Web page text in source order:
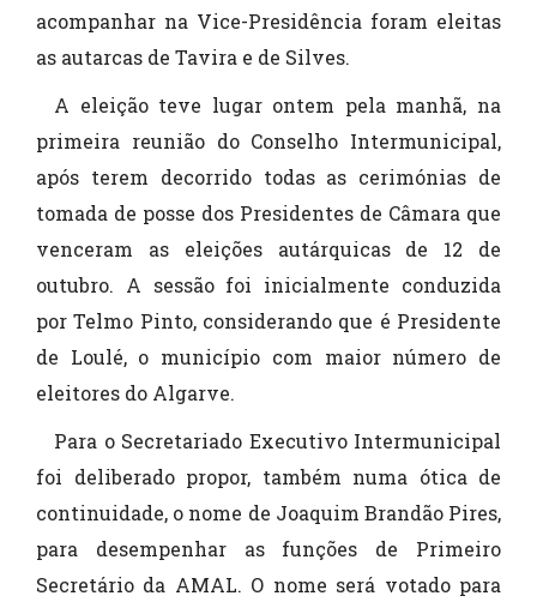
acompanhar na Vice-Presidência foram eleitas
as autarcas de Tavira e de Silves.
A eleição teve lugar ontem pela manhã, na
primeira reunião do Conselho Intermunicipal,
após terem decorrido todas as cerimónias de
tomada de posse dos Presidentes de Câmara que
venceram as eleições autárquicas de 12 de
outubro. A sessão foi inicialmente conduzida
por Telmo Pinto, considerando que é Presidente
de Loulé, o município com maior número de
eleitores do Algarve.
Para o Secretariado Executivo Intermunicipal
foi deliberado propor, também numa ótica de
continuidade, o nome de Joaquim Brandão Pires,
para desempenhar as funções de Primeiro
Secretário da AMAL. O nome será votado para